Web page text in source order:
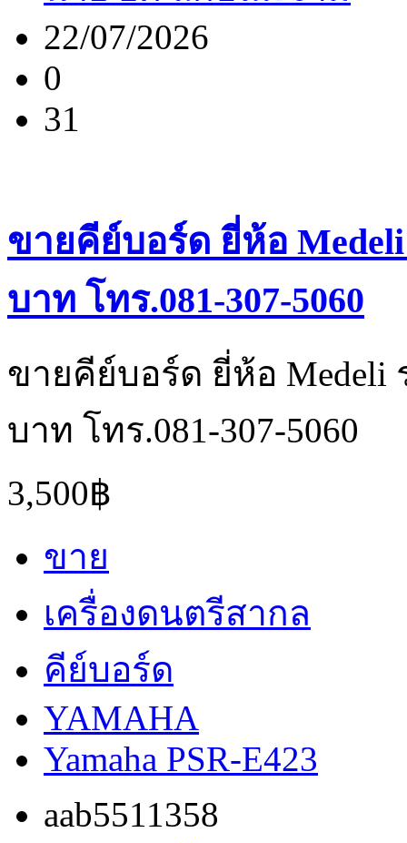
22/07/2026
0
31
ขายคีย์บอร์ด ยี่ห้อ
บาท โทร.081-307-5060
ขายคีย์บอร์ด ยี่ห้อ Medeli
บาท โทร.081-307-5060
3,500฿
ขาย
เครื่องดนตรีสากล
คีย์บอร์ด
YAMAHA
Yamaha PSR-E423
aab5511358